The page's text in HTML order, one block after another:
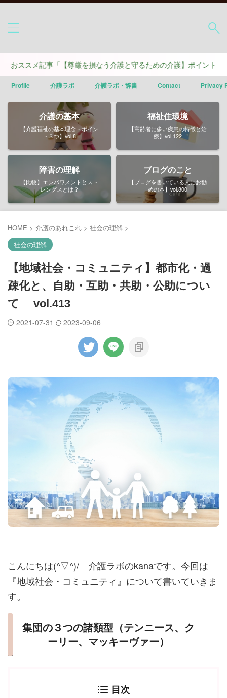
記事「【尊厳を損なう介護と守るための介護】ポイントは４つ」
Profile 介護ラボ 介護ラボ・辞書 Contact Privacy
介護の基本
【介護福祉の基本理念・ポイン
ト３つ】vol.8
福祉住環境
【高齢者に多い疾患の特徴と治
療】vol.122
障害の理解
【比較】エンパワメントとスト
レングスとは？
ブログのこと
【ブログを書いている人にお勧
めの本】vol.800
HOME > 介護のあれこれ > 社会の理解 >
社会の理解
【地域社会・コミュニティ】都市化・過
疎化と、自助・互助・共助・公助につい
て vol.413
2021-07-31 2023-09-06
こんにちは(^▽^)/ 介護ラボのkanaです。今回は
『地域社会・コミュニティ』について書いていきま
す。
集団の３つの諸類型（テンニース、ク
ーリー、マッキーヴァー）
目次